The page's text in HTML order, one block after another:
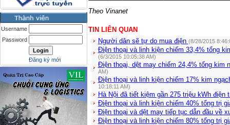
Username
Password
Đăng ký mới
Theo Vinanet
TIN LIÊN QUAN
Người dân sẽ tự do mua điện (8/28/2015
Điện thoại và linh kiện chiếm 33,4% tổng
(6/3/2015 10:05:38 AM)
Điện thoại, dệt may chiếm 24,4% tổng kim
AM)
Điện thoại và linh kiện chiếm 17% kim
10:18:11 AM)
Hà Nội đã tiết kiệm gần 275 triệu kWh điện
Điện thoại và linh kiện chiếm 40% tổng trị
Điện thoại và dệt may tiếp tục dẫn đầu về
Điện thoại và linh kiện chiếm 80% tổng trị